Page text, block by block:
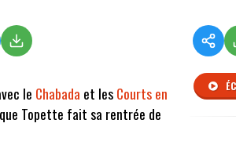
le Chabada et lesCourts en
que Topette fait sa rentrée de